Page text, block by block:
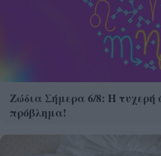
Ζώδια Σήμερα 6/8: Η τυχερή
πρόβλημα!